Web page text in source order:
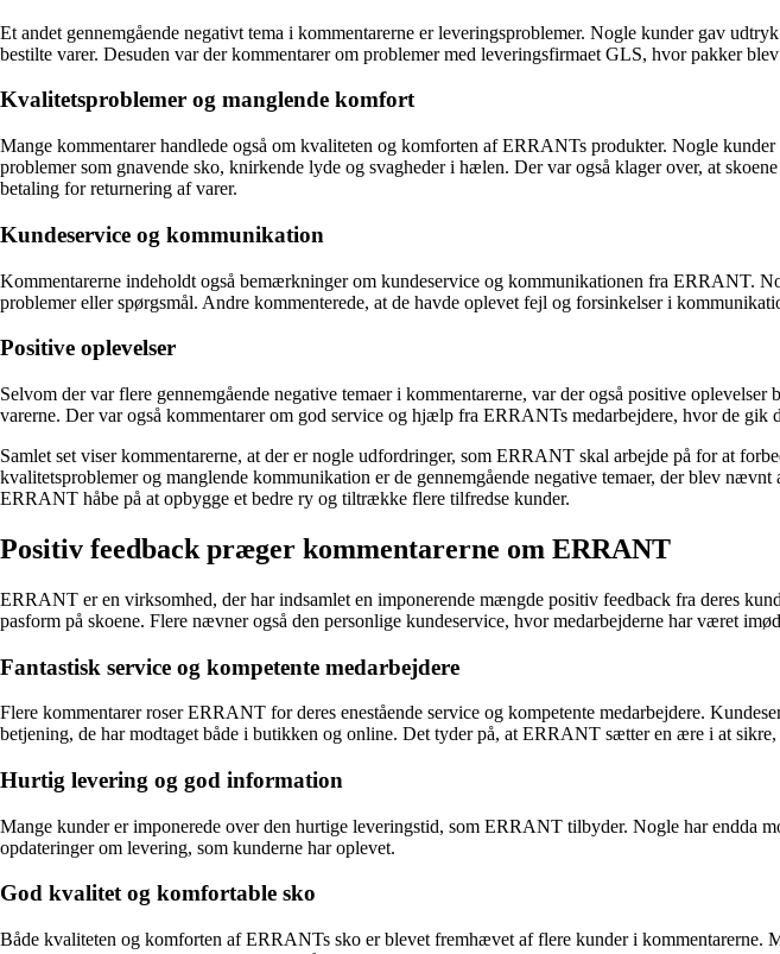
Et andet gennemgående negativt tema i kommentarerne er leveringsproblemer. Nogle kunder gav
bestilte varer. Desuden var der kommentarer om problemer med leveringsfirmaet GLS, hvor pakker
Kvalitetsproblemer og manglende komfort
Mange kommentarer handlede også om kvaliteten og komforten af ERRANTs produkter. Nogle
problemer som gnavende sko, knirkende lyde og svagheder i hælen. Der var også klager over, at
betaling for returnering af varer.
Kundeservice og kommunikation
Kommentarerne indeholdt også bemærkninger om kundeservice og kommunikationen fra ERRANT.
problemer eller spørgsmål. Andre kommenterede, at de havde oplevet fejl og forsinkelser i
Positive oplevelser
Selvom der var flere gennemgående negative temaer i kommentarerne, var der også positive
varerne. Der var også kommentarer om god service og hjælp fra ERRANTs medarbejdere, hvor de gik
Samlet set viser kommentarerne, at der er nogle udfordringer, som ERRANT skal arbejde på for at
kvalitetsproblemer og manglende kommunikation er de gennemgående negative temaer, der blev
ERRANT håbe på at opbygge et bedre ry og tiltrække flere tilfredse kunder.
Positiv feedback præger kommentarerne om ERRANT
ERRANT er en virksomhed, der har indsamlet en imponerende mængde positiv feedback fra deres
pasform på skoene. Flere nævner også den personlige kundeservice, hvor medarbejderne har været
Fantastisk service og kompetente medarbejdere
Flere kommentarer roser ERRANT for deres enestående service og kompetente medarbejdere.
betjening, de har modtaget både i butikken og online. Det tyder på, at ERRANT sætter en ære i at sikre,
Hurtig levering og god information
Mange kunder er imponerede over den hurtige leveringstid, som ERRANT tilbyder. Nogle har endda
opdateringer om levering, som kunderne har oplevet.
God kvalitet og komfortable sko
Både kvaliteten og komforten af ERRANTs sko er blevet fremhævet af flere kunder i